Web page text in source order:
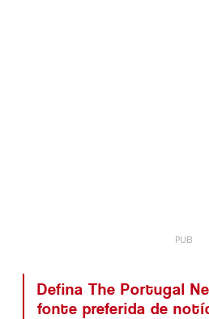
Defina The Portugal
fonte preferida de